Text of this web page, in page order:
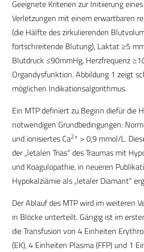
Geeignete Kriterien zur Initiierung
Verletzungen mit einem erwartbaren
(die Hälfte des zirkulierenden
fortschreitende Blutung), Laktat ≥5
Blutdruck ≤90mmHg, Herzfrequenz
Organdysfunktion. Abbildung 1 zeigt
möglichen Indikationsalgorithmus.
Ein MTP definiert zu Beginn diefür die
notwendigen Grundbedingungen:
und ionisiertes Ca2+ > 0,9 mmol/L.
der „letalen Trias“ des Traumas mit
und Koagulopathie, in neueren
Hypokalziämie als „letaler Diamant“
Der Ablauf des MTP wird im weiteren
in Blöcke unterteilt. Gängig ist im
die Transfusion von 4 Einheiten
(EK), 4 Einheiten Plasma (FFP) und 1